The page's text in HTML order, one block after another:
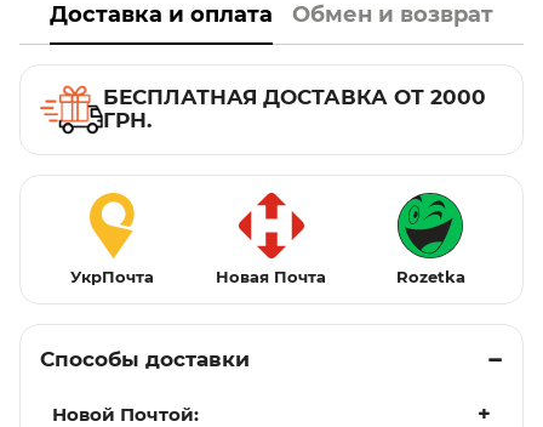
Доставка и оплата Обмен и возврат
БЕСПЛАТНАЯ ДОСТАВКА ОТ 2000
ГРН.
УкрПочта Новая Почта Rozetka
Способы доставки
Новой Почтой: